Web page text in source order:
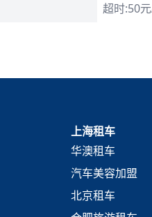
超时:50
上海租车
华澳租车
汽车美容加盟
北京租车